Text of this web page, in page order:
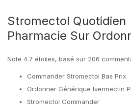
Stromectol Quotidien
Pharmacie Sur
Note 4.7 étoiles, basé sur 206
Commander Stromectol Bas Prix
Ordonner Générique Ivermectin
Stromectol Commander